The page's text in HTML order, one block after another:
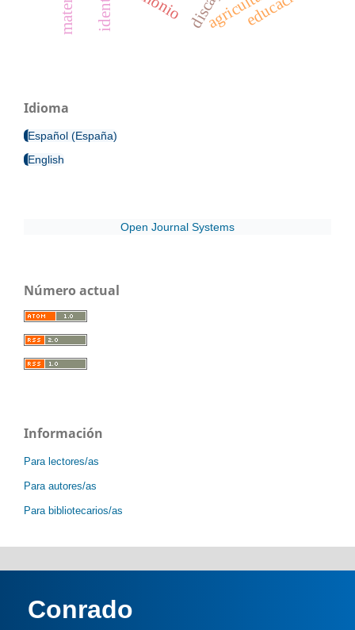
Idioma
Español (España)
English
Open Journal Systems
Número actual
Información
Para lectores/as
Para autores/as
Para bibliotecarios/as
Conrado